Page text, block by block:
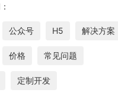
公众号 H5 解决方案
价格 常见问题
定制开发